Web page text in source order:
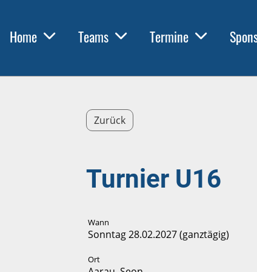
Home Teams Termine
Zurück
Turnier U16
Wann
Sonntag 28.02.2027 (ganztägig)
Ort